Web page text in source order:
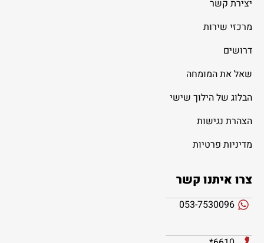
יצירת קשר
מרכזי שירות
דרושים
שאל את המומחה
הבלוג של הילוך שישי
הצהרת נגישות
מדיניות פרטיות
צרו איתנו קשר
053-7530096